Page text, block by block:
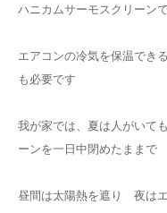
ハニカムサーモスクリーン
エアコンの冷気を保温でき
も必要です
我が家では、夏は人がいて
ーンを一日中閉めたままで
昼間は太陽熱を遮り 夜は